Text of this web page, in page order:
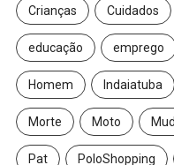
Crianças Cuidados
educação emprego
Homem Indaiatuba
Morte Moto
Pat PoloShopping